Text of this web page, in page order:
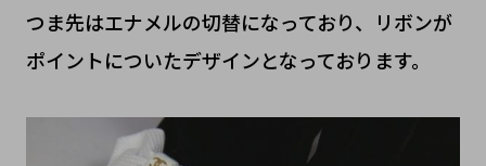
つま先はエナメルの切替になっており、リボンが
ポイントについたデザインとなっております。